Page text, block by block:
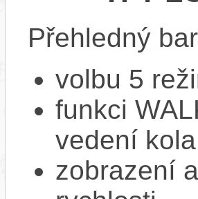
Přehledný
volbu 5
funkci
vedení
zobrazení